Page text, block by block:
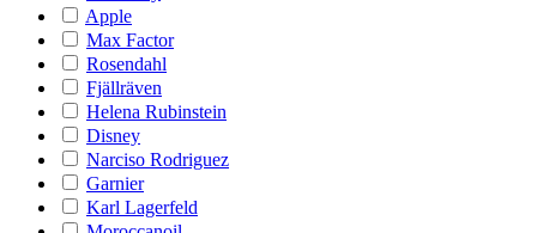
Apple
Max Factor
Rosendahl
Fjällräven
Helena Rubinstein
Disney
Narciso Rodriguez
Garnier
Karl Lagerfeld